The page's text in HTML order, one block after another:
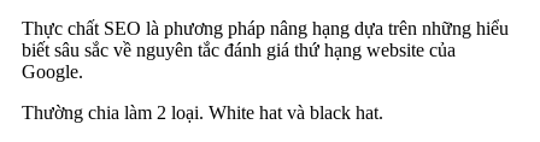
Thực chất SEO là phương pháp nâng hạng dựa trên những hiểu
biết sâu sắc về nguyên tắc đánh giá thứ hạng website của
Google.
Thường chia làm 2 loại. White hat và black hat.